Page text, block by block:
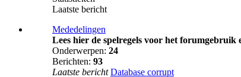
Laatste bericht
Mededelingen
Lees hier de spelregels voor het forumgebruik
Onderwerpen: 24
Berichten: 93
Laatste bericht Database corrupt